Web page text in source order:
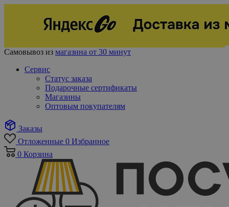
Самовывоз из магазина от 30 минут
Сервис
Статус заказа
Подарочные сертификаты
Магазины
Оптовым покупателям
Заказы
Отложенные 0 Избранное
0 Корзина